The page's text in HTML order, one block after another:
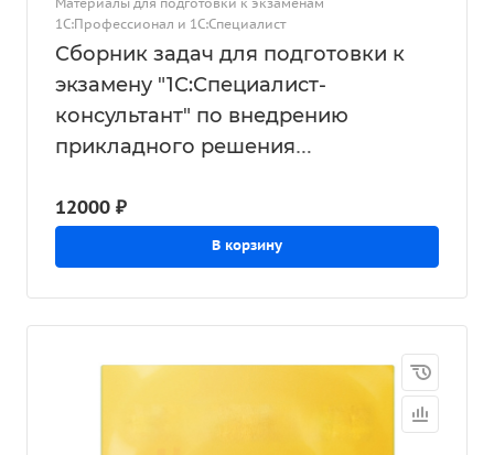
1С:Профессионал и 1С:Специалист
Сборник задач для подготовки к
экзамену "1С:Специалист-
консультант" по внедрению
прикладного решения
12000 ₽
В корзину